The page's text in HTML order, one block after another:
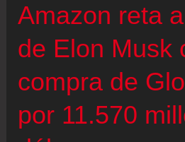
la
respuesta
Amazon reta
de Elon Musk
compra de
por 11.570